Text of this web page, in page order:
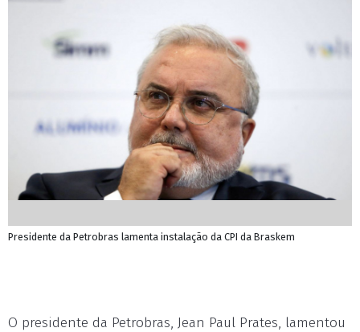
Presidente da Petrobras lamenta instalação da CPI da Braskem
O presidente da Petrobras, Jean Paul Prates, lamentou